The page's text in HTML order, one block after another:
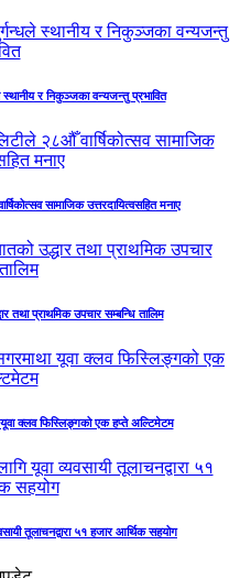
र निकुञ्जका वन्यजन्तु प्रभावित
सामाजिक उत्तरदायित्वसहित मनाए
तथा प्राथमिक उपचार सम्बन्धि तालिम
क्लव फिस्लिङ्गको एक हप्ते अल्टिमेटम
तूलाचनद्वारा ५१ हजार आर्थिक सहयोग